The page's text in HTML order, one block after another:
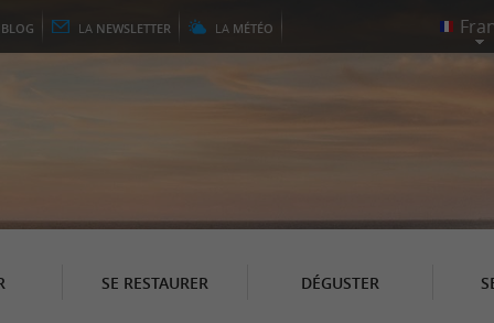
BLOG LA NEWSLETTER LA MÉTÉO
SE RESTAURER DÉGUSTER